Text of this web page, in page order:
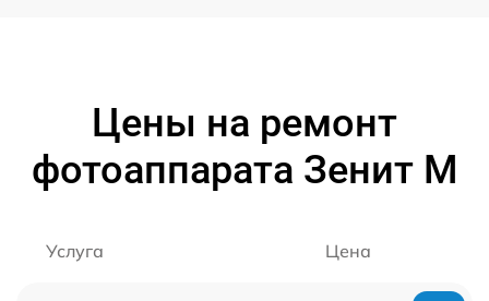
Цены на ремонт
фотоаппарата Зенит M
Услуга Цена